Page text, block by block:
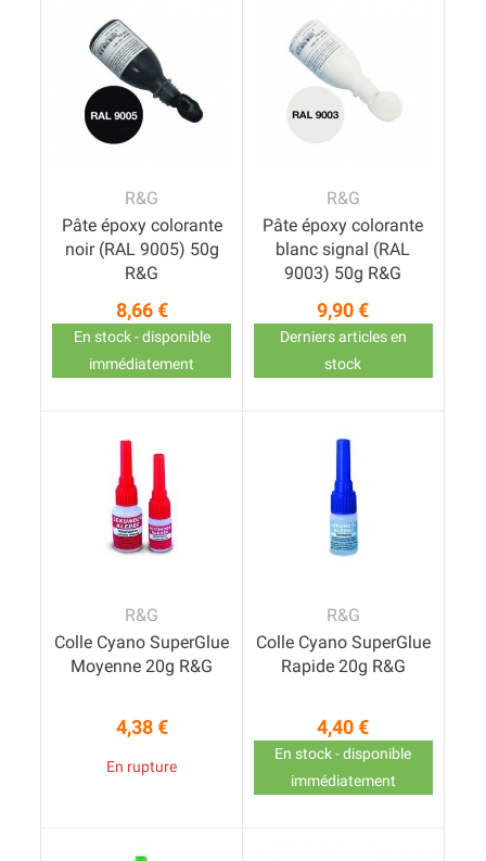
R&G
Pâte époxy colorante
noir (RAL 9005) 50g
R&G
Prix
8,66 €
En stock - disponible
immédiatement
R&G
Pâte époxy colorante
blanc signal (RAL
9003) 50g R&G
Prix
9,90 €
Derniers articles en
stock
R&G
Colle Cyano SuperGlue
Moyenne 20g R&G
Prix
4,38 €
En rupture
R&G
Colle Cyano SuperGlue
Rapide 20g R&G
Prix
4,40 €
En stock - disponible
immédiatement